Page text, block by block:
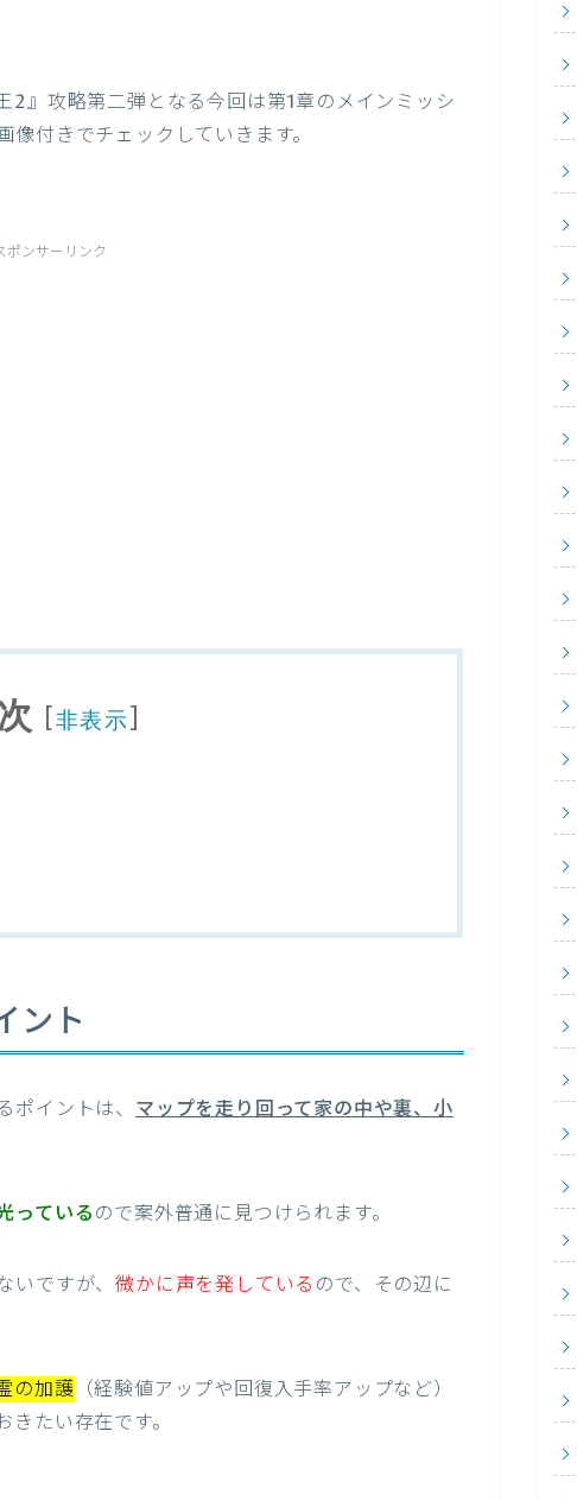
2』攻略第二弾となる今回は第1章のメインミッシ
付きでチェックしていきます。
ポンサーリンク
[非表示]
ント
イントは、 マップを走り回って家の中や裏、小
っているので案外普通に見つけられます。
いですが、微かに声を発している ので、その辺に
の加護 （経験値アップや回復入手率アップなど）
たい存在です。